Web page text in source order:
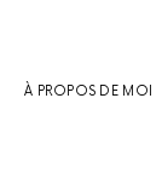
À PROPOS DE MOI